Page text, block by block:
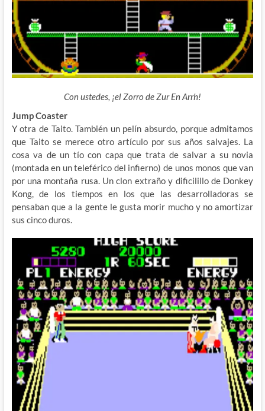
Con ustedes, ¡el Zorro de Zur En Arrh!
Jump Coaster
Y otra de Taito. También un pelín absurdo, porque admitamos
que Taito se merece otro artículo por sus años salvajes. La
cosa va de un tío con capa que trata de salvar a su novia
(montada en un teleférico del infierno) de unos monos que van
por una montaña rusa. Un clon extraño y dificilillo de Donkey
Kong, de los tiempos en los que las desarrolladoras se
pensaban que a la gente le gusta morir mucho y no amortizar
sus cinco duros.